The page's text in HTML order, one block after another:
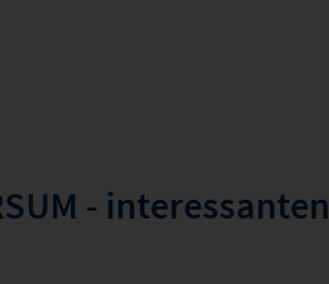
- interessanten